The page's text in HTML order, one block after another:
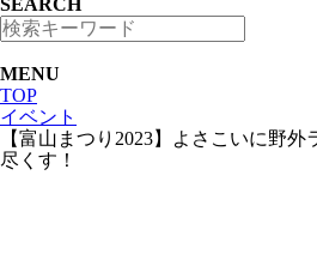
SEARCH
MENU
TOP
イベント
【富山まつり2023】よさこいに野
尽くす！